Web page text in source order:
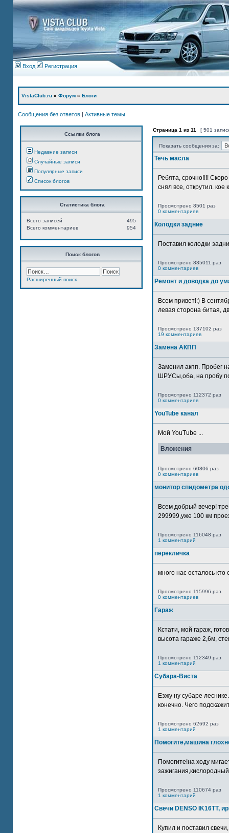
Вход Регистрация
VistaClub.ru » Форум » Блоги
Сообщения без ответов | Активные темы
Ссылки блога
Недавние записи
Случайные записи
Популярные записи
Список блогов
Статистика блога
495
Всего записей
954
Всего комментариев
Поиск блогов
Расширенный поиск
Страница 1 из 11 [ 501
Показать сообщения за:
Течь масла
Ребята, срочно!!!!
снял все, открутил. кое
Просмотрено 8501 раз
0 комментариев
Колодки задние
Поставил колодки
Просмотрено 835011 раз
0 комментариев
Ремонт и доводка до
Всем привет!:) В
левая сторона битая,
Просмотрено 137102 раз
19 комментариев
Замена АКПП
Заменил акпп. Пробег
ШРУСы,оба, на пробу
Просмотрено 112372 раз
0 комментариев
YouTube канал
Мой YouTube ...
Вложения
Просмотрено 60806 раз
0 комментариев
монитор спидометра
Всем добрый вечер!
299999,уже 100 км
Просмотрено 116048 раз
1 комментарий
перекличка
много нас осталось
Просмотрено 115996 раз
0 комментариев
Гараж
Кстати, мой гараж,
высота гараже 2,6м,
Просмотрено 112349 раз
1 комментарий
Субара-Виста
Езжу ну субаре
конечно. Чего
Просмотрено 62692 раз
1 комментарий
Помогите,машина
Помогите!на ходу
Просмотрено 110674 раз
1 комментарий
Свечи DENSO IK16TT,
Купил и поставил